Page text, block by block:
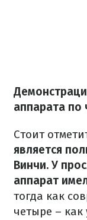
аппарата по
Стоит
является
Винчи. У
аппарат
тогда как
четыре –